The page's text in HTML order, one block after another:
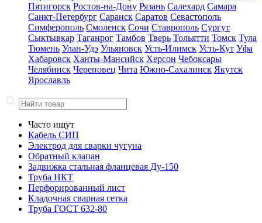
Пятигорск Ростов-на-Дону Рязань Салехард Самара
Санкт-Петербург Саранск Саратов Севастополь
Симферополь Смоленск Сочи Ставрополь Сургут
Сыктывкар Таганрог Тамбов Тверь Тольятти Томск Тула
Тюмень Улан-Удэ Ульяновск Усть-Илимск Усть-Кут Уфа
Хабаровск Ханты-Мансийск Херсон Чебоксары
Челябинск Череповец Чита Южно-Сахалинск Якутск
Ярославль
Часто ищут
Кабель СИП
Электрод для сварки чугуна
Обратный клапан
Задвижка стальная фланцевая Ду-150
Труба НКТ
Перфорированный лист
Кладочная сварная сетка
Труба ГОСТ 632-80